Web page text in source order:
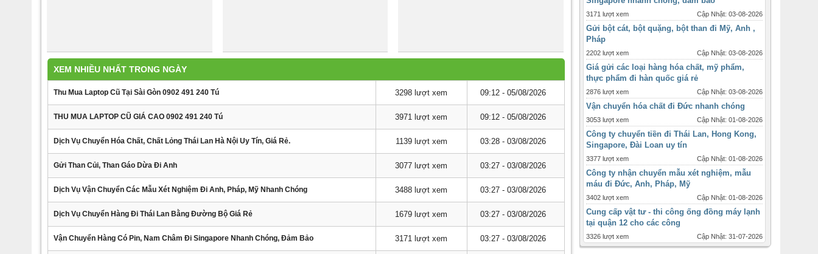
XEM NHIỀU NHẤT TRONG NGÀY
Thu Mua Laptop Cũ Tại Sài Gòn 0902 491 240 Tú 3298 lượt xem 09:12 - 05/08/2026
THU MUA LAPTOP CŨ GIÁ CAO 0902 491 240 Tú 3971 lượt xem 09:12 - 05/08/2026
Dịch Vụ Chuyển Hóa Chất, Chất Lỏng Thái Lan Hà Nội Uy Tín, Giá Rẻ. 1139 lượt xem 03:28 - 03/08/2026
Gửi Than Củi, Than Gáo Dừa Đi Anh 3077 lượt xem 03:27 - 03/08/2026
Dịch Vụ Vận Chuyển Các Mẫu Xét Nghiệm Đi Anh, Pháp, Mỹ Nhanh Chóng 3488 lượt xem 03:27 - 03/08/2026
Dịch Vụ Chuyển Hàng Đi Thái Lan Bằng Đường Bộ Giá Rẻ 1679 lượt xem 03:27 - 03/08/2026
Vận Chuyển Hàng Có Pin, Nam Châm Đi Singapore Nhanh Chóng, Đảm Bảo 3171 lượt xem 03:27 - 03/08/2026
Gửi bột cát, bột quặng, bột than đi Mỹ, Anh ,
Pháp
Giá gửi các loại hàng hóa chất, mỹ phẩm,
thực phẩm đi hàn quốc giá rẻ
Vận chuyển hóa chất đi Đức nhanh chóng
Công ty chuyển tiền đi Thái Lan, Hong Kong,
Singapore, Đài Loan uy tín
Công ty nhận chuyển mẫu xét nghiệm, mẫu
máu đi Đức, Anh, Pháp, Mỹ
Cung cấp vật tư - thi công ống đồng máy lạnh
tại quận 12 cho các công
Máy lạnh tủ đứng Daikin - 2ngựa 2hp - inverter